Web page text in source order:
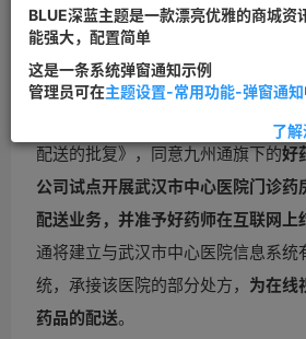
最近，医院的医药分开改革似乎有
食药监局发来的《省食品药品监督管
大药房连锁有限公司试点开展医院
配送的批复》，同意九州通旗下的好
公司试点开展武汉市中心医院门诊药
配送业务，并准予好药师在互联网上
通将建立与武汉市中心医院信息系统
统，承接该医院的部分处方， 为在线
药品的配送。
BLUE深蓝主题是一款漂亮优雅的商城资
能强大，配置简单
这是一条系统弹窗通知示例
管理员可在主题设置-常用功能-弹窗通知
了